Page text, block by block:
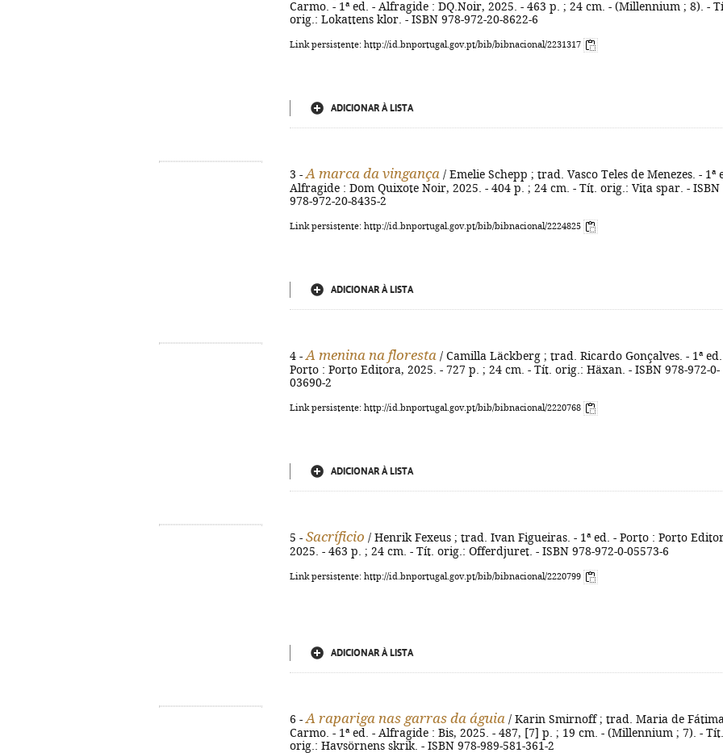
Carmo. - 1ª ed. - Alfragide : DQ.Noir, 2025. - 463 p. ; 24 cm. - (Millennium ; 8). -
orig.: Lokattens klor. - ISBN 978-972-20-8622-6
Link persistente: http://id.bnportugal.gov.pt/bib/bibnacional/2231317
ADICIONAR À LISTA
3 - A marca da vingança / Emelie Schepp ; trad. Vasco Teles de Menezes. - 1ª
Alfragide : Dom Quixote Noir, 2025. - 404 p. ; 24 cm. - Tít. orig.: Vita spar. - ISBN
978-972-20-8435-2
Link persistente: http://id.bnportugal.gov.pt/bib/bibnacional/2224825
ADICIONAR À LISTA
4 - A menina na floresta / Camilla Läckberg ; trad. Ricardo Gonçalves. - 1ª
Porto : Porto Editora, 2025. - 727 p. ; 24 cm. - Tít. orig.: Häxan. - ISBN 978-972-0-
03690-2
Link persistente: http://id.bnportugal.gov.pt/bib/bibnacional/2220768
ADICIONAR À LISTA
5 - Sacríficio / Henrik Fexeus ; trad. Ivan Figueiras. - 1ª ed. - Porto : Porto
2025. - 463 p. ; 24 cm. - Tít. orig.: Offerdjuret. - ISBN 978-972-0-05573-6
Link persistente: http://id.bnportugal.gov.pt/bib/bibnacional/2220799
ADICIONAR À LISTA
6 - A rapariga nas garras da águia / Karin Smirnoff ; trad. Maria de Fátima
Carmo. - 1ª ed. - Alfragide : Bis, 2025. - 487, [7] p. ; 19 cm. - (Millennium ; 7). - Tít.
orig.: Havsörnens skrik. - ISBN 978-989-581-361-2